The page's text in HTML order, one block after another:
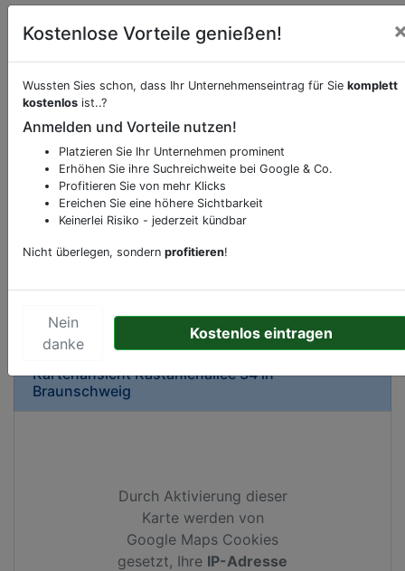
Sie möchten eine Beschreibung, Dienstleistung
oder andere relevante Informationen hinzufügen?
Klicken Sie bittehierum uns zu kontaktieren.
Gerne erweitern wir Ihren Firmeneintrag um
Sonderangebote odere besondere Services, die
Ihren Wettbewerbern abheben.
KartenansichtKastanienallee 34in
Braunschweig
Durch Aktivierung dieser
Karte werden von
Google Maps Cookies
gesetzt, Ihre IP-Adresse
Kostenlose Vorteile genießen!
Wussten Sies schon, dass Ihr Unternehmenseintrag für Sie komplett
kostenlos ist..?
Anmelden und Vorteile nutzen!
Platzieren Sie Ihr Unternehmen prominent
Erhöhen Sie ihre Suchreichweite bei Google & Co.
Profitieren Sie von mehr Klicks
Ereichen Sie eine höhere Sichtbarkeit
Keinerlei Risiko - jederzeit kündbar
Nicht überlegen, sondern profitieren!
Nein
danke
Kostenlos eintragen